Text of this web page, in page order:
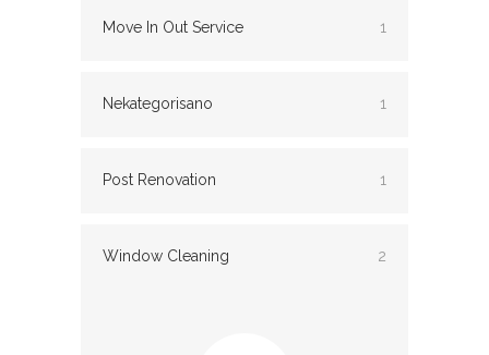
Move In Out Service 1
Nekategorisano 1
Post Renovation 1
Window Cleaning 2